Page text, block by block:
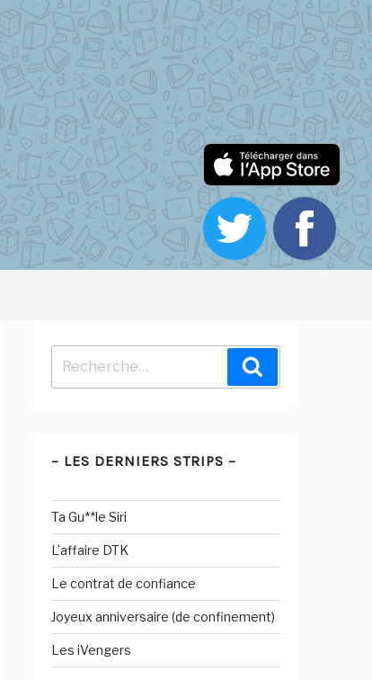
– LES DERNIERS STRIPS –
Ta Gu**le Siri
L’affaire DTK
Le contrat de confiance
Joyeux anniversaire (de confinement)
Les iVengers